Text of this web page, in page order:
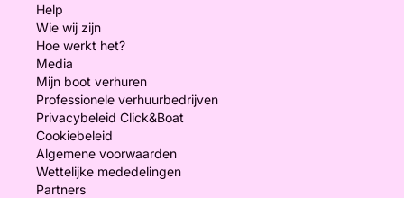
Help
Wie wij zijn
Hoe werkt het?
Media
Mijn boot verhuren
Professionele verhuurbedrijven
Privacybeleid Click&Boat
Cookiebeleid
Algemene voorwaarden
Wettelijke mededelingen
Partners